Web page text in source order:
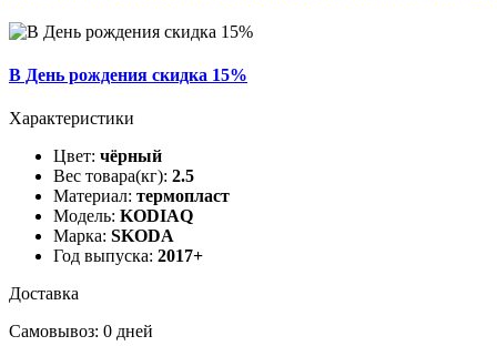
В День рождения скидка 15%
Характеристики
Цвет: чёрный
Вес товара(кг): 2.5
Материал: термопласт
Модель: KODIAQ
Марка: SKODA
Год выпуска: 2017+
Доставка
Самовывоз: 0 дней